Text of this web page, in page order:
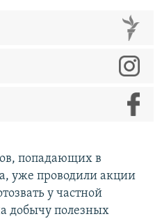
попадающих в
уже проводили акции
у частной
добычу полезных